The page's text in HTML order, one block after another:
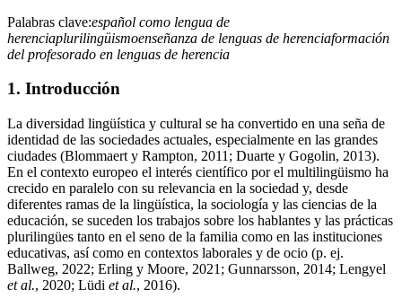
Palabras clave:español como lengua de
herenciaplurilingüismoenseñanza de lenguas de herenciaformación
del profesorado en lenguas de herencia
1. Introducción
La diversidad lingüística y cultural se ha convertido en una seña de
identidad de las sociedades actuales, especialmente en las grandes
ciudades (Blommaert y Rampton, 2011 ; Duarte y Gogolin, 2013).
En el contexto europeo el interés científico por el multilingüismo ha
crecido en paralelo con su relevancia en la sociedad y, desde
diferentes ramas de la lingüística, la sociología y las ciencias de la
educación, se suceden los trabajos sobre los hablantes y las prácticas
plurilingües tanto en el seno de la familia como en las instituciones
educativas, así como en contextos laborales y de ocio (p. ej.
Ballweg, 2022; Erling y Moore, 2021 ; Gunnarsson, 2014; Lengyel
et al., 2020; Lüdi et al., 2016).